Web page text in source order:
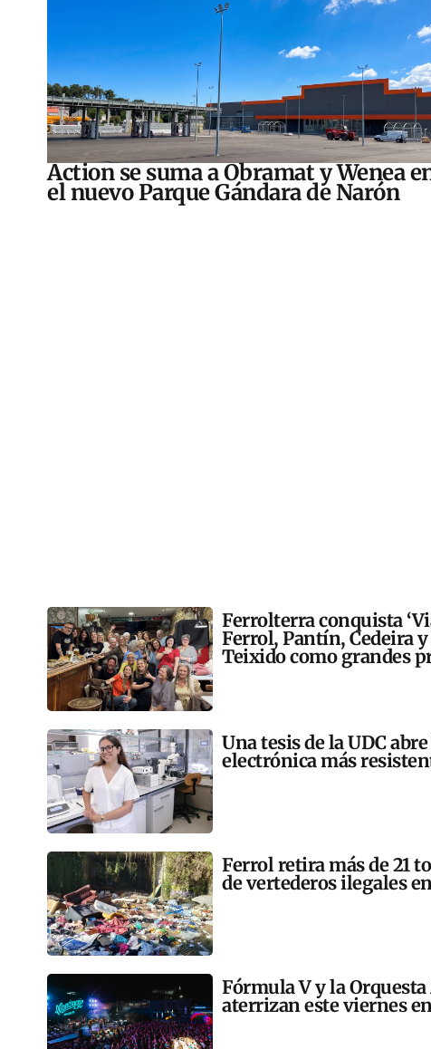
Action se suma a Obramat y Wenea
el nuevo Parque Gándara de Narón
Ferrolterra conquista
Ferrol, Pantín, Cedeira y
Teixido como grandes
Una tesis de la UDC
electrónica más
Ferrol retira más de 21
de vertederos ilegales
Fórmula V y la
aterrizan este viernes